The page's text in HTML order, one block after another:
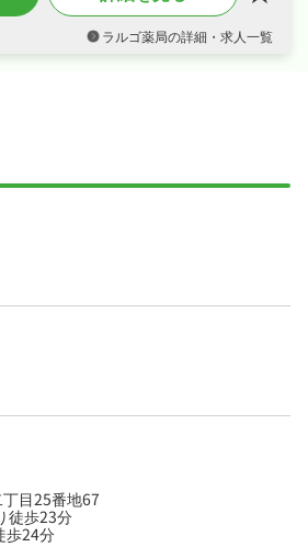
休暇など長期休暇も取りやすくワークライフ
社会保険完備、退職金制度あり、食事補助あ
ラルゴ薬局の詳細・求人一覧
目25番地67
徒歩23分
歩24分